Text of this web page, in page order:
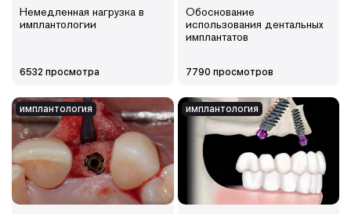
Немедленная нагрузка в
имплантологии
6532 просмотра
Обоснование
использования дентальных
имплантатов
7790 просмотров
имплантология имплантология